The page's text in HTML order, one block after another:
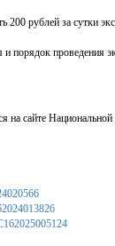
рублей за сутки
и порядок
на сайте Национальной